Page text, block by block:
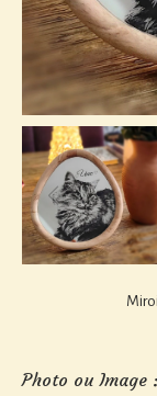
Photo ou Image :